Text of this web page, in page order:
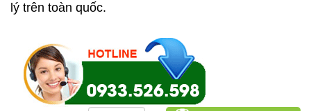
lý trên toàn quốc.